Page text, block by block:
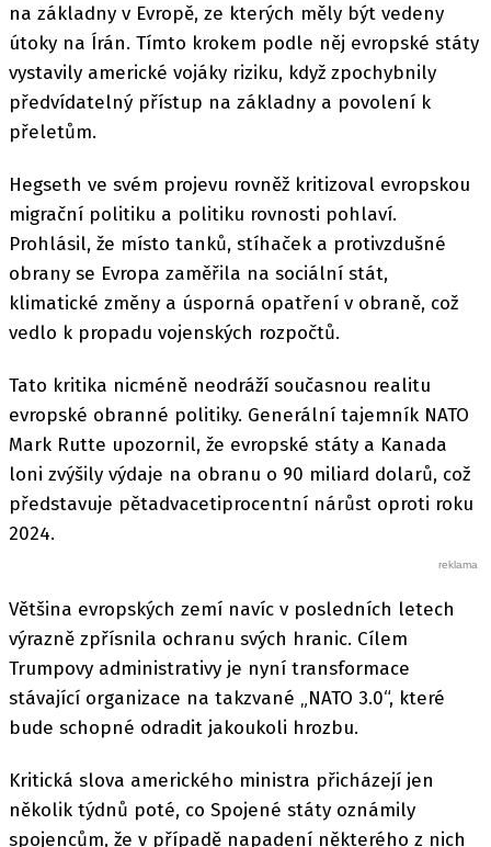
na základny v Evropě, ze kterých měly být vedeny
útoky na Írán. Tímto krokem podle něj evropské státy
vystavily americké vojáky riziku, když zpochybnily
předvídatelný přístup na základny a povolení k
přeletům.
Hegseth ve svém projevu rovněž kritizoval evropskou
migrační politiku a politiku rovnosti pohlaví.
Prohlásil, že místo tanků, stíhaček a protivzdušné
obrany se Evropa zaměřila na sociální stát,
klimatické změny a úsporná opatření v obraně, což
vedlo k propadu vojenských rozpočtů.
Tato kritika nicméně neodráží současnou realitu
evropské obranné politiky. Generální tajemník NATO
Mark Rutte upozornil, že evropské státy a Kanada
loni zvýšily výdaje na obranu o 90 miliard dolarů, což
představuje pětadvacetiprocentní nárůst oproti roku
2024.
Většina evropských zemí navíc v posledních letech
výrazně zpřísnila ochranu svých hranic. Cílem
Trumpovy administrativy je nyní transformace
stávající organizace na takzvané „NATO 3.0“, které
bude schopné odradit jakoukoli hrozbu.
Kritická slova amerického ministra přicházejí jen
několik týdnů poté, co Spojené státy oznámily
spojencům, že v případě napadení některého z nich